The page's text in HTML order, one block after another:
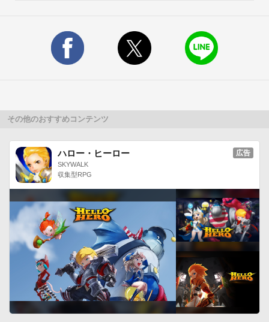
えます。ミニゲームでたくさんねこをあつめましょう。
・１日１回ログインすれば、魔法アイテムがもらえるので、積
壁紙は、ポーション５００で購入できます。
Twitterで最新情報をつぶやきので、ぜひチェックしてみてくだ
さい。
https://twitter.com/kyogajin
その他のおすすめコンテンツ
ハロー・ヒーロー
SKYWALK
収集型RPG
広告